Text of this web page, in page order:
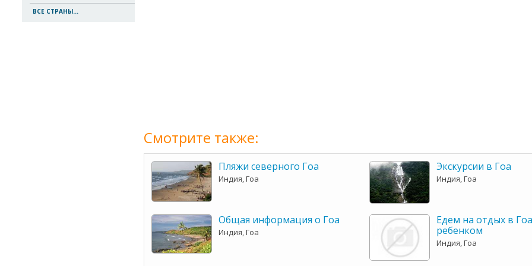
ВСЕ СТРАНЫ...
Смотрите также:
Пляжи северного Гоа
Индия, Гоа
Экскурсии в Гоа
Индия, Гоа
Общая информация о Гоа
Индия, Гоа
Едем на отдых в
ребенком
Индия, Гоа